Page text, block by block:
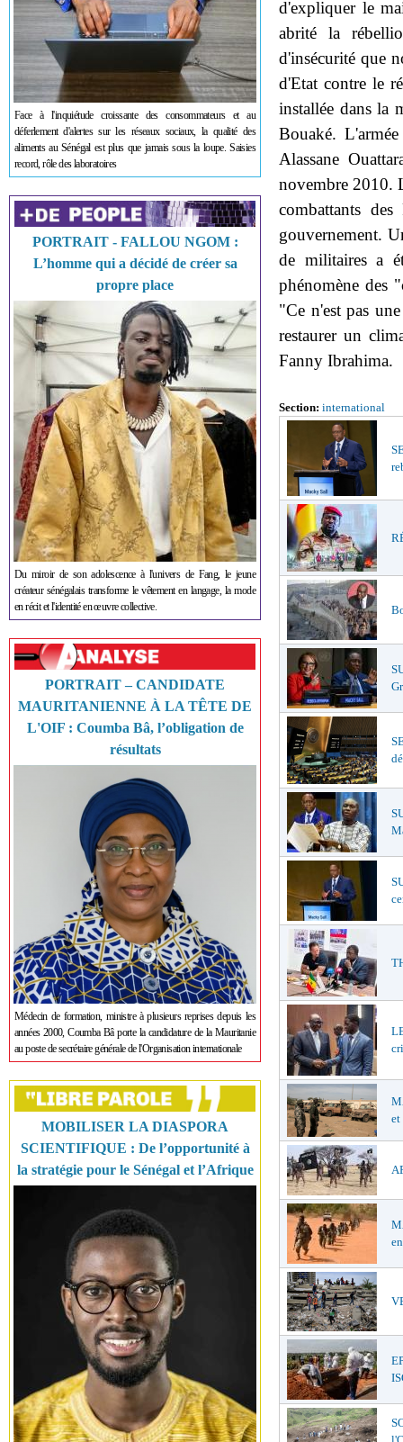
Face à l'inquiétude croissante des consommateurs et au
déferlement d'alertes sur les réseaux sociaux, la qualité des
aliments au Sénégal est plus que jamais sous la loupe. Saisies
record, rôle des laboratoires
PORTRAIT - FALLOU NGOM :
L’homme qui a décidé de créer sa
propre place
Du miroir de son adolescence à l'univers de Fang, le jeune
créateur sénégalais transforme le vêtement en langage, la mode
en récit et l'identité en œuvre collective.
PORTRAIT – CANDIDATE
MAURITANIENNE À LA TÊTE DE
L'OIF : Coumba Bâ, l’obligation de
résultats
Médecin de formation, ministre à plusieurs reprises depuis les
années 2000, Coumba Bâ porte la candidature de la Mauritanie
au poste de secrétaire générale de l'Organisation internationale
MOBILISER LA DIASPORA
SCIENTIFIQUE : De l’opportunité à
la stratégie pour le Sénégal et l’Afrique
d'expliquer le
abrité la
d'insécurité que
d'Etat contre le
installée dans la
Bouaké.
Alassane
novembre 2010.
combattants
gouvernement.
de militaires a
phénomène des
"Ce n'est pas
restaurer un
Fanny Ibrahima.
Section: international
et